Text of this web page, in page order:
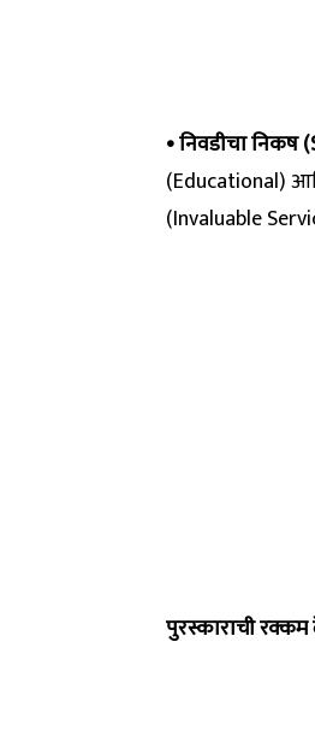
• निवडीचा
(Educational)
(Invaluable
पुरस्काराची रक्कम